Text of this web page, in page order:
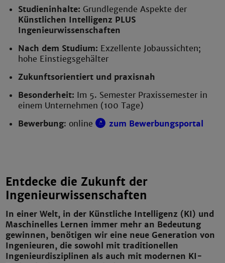
Studieninhalte: Grundlegende Aspekte der
Künstlichen Intelligenz PLUS
Ingenieurwissenschaften
Nach dem Studium: Exzellente Jobaussichten;
hohe Einstiegsgehälter
Zukunftsorientiert und praxisnah
Besonderheit: Im 5. Semester Praxissemester in
einem Unternehmen (100 Tage)
Bewerbung: online zum Bewerbungsportal
Entdecke die Zukunft der
Ingenieurwissenschaften
In einer Welt, in der Künstliche Intelligenz (KI) und
Maschinelles Lernen immer mehr an Bedeutung
gewinnen, benötigen wir eine neue Generation von
Ingenieuren, die sowohl mit traditionellen
Ingenieurdisziplinen als auch mit modernen KI-